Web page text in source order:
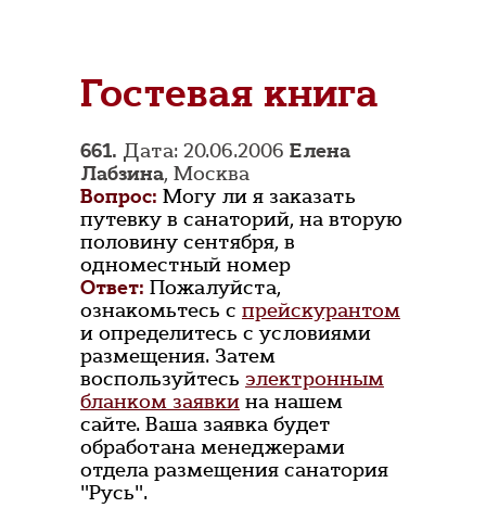
Гостевая книга
661. Дата: 20.06.2006 Елена
Лабзина, Москва
Вопрос: Могу ли я заказать
путевку в санаторий, на вторую
половину сентября, в
одноместный номер
Ответ: Пожалуйста,
ознакомьтесь с прейскурантом
и определитесь с условиями
размещения. Затем
воспользуйтесь электронным
бланком заявки на нашем
сайте. Ваша заявка будет
обработана менеджерами
отдела размещения санатория
"Русь".